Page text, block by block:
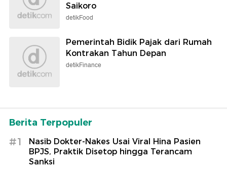
Saikoro
detikFood
Pemerintah Bidik Pajak dari Rumah
Kontrakan Tahun Depan
detikFinance
Berita Terpopuler
#1
Nasib Dokter-Nakes Usai Viral Hina Pasien
BPJS, Praktik Disetop hingga Terancam
Sanksi